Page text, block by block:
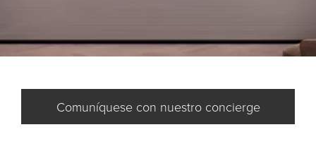
Comuníquese con nuestro concierge